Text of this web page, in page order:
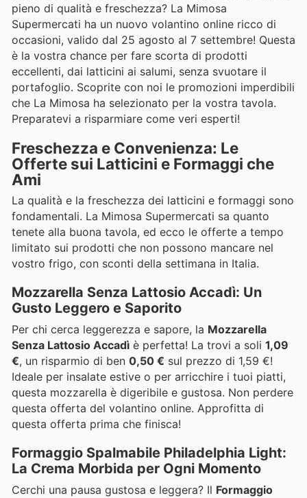
pieno di qualità e freschezza? La Mimosa
Supermercati ha un nuovo volantino online ricco di
occasioni, valido dal 25 agosto al 7 settembre! Questa
è la vostra chance per fare scorta di prodotti
eccellenti, dai latticini ai salumi, senza svuotare il
portafoglio. Scoprite con noi le promozioni imperdibili
che La Mimosa ha selezionato per la vostra tavola.
Preparatevi a risparmiare come veri esperti!
Freschezza e Convenienza: Le
Offerte sui Latticini e Formaggi che
Ami
La qualità e la freschezza dei latticini e formaggi sono
fondamentali. La Mimosa Supermercati sa quanto
tenete alla buona tavola, ed ecco le offerte a tempo
limitato sui prodotti che non possono mancare nel
vostro frigo, con sconti della settimana in Italia.
Mozzarella Senza Lattosio Accadì: Un
Gusto Leggero e Saporito
Per chi cerca leggerezza e sapore, la Mozzarella
Senza Lattosio Accadì è perfetta! La trovi a soli 1,09
€, un risparmio di ben 0,50 € sul prezzo di 1,59 €!
Ideale per insalate estive o per arricchire i tuoi piatti,
questa mozzarella è digeribile e gustosa. Non perdere
questa offerta del volantino online. Approfitta di
questa offerta prima che finisca!
Formaggio Spalmabile Philadelphia Light:
La Crema Morbida per Ogni Momento
Cerchi una pausa gustosa e leggera? Il Formaggio